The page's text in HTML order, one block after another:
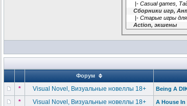
Форум
* Visual Novel, Визуальные новеллы 18+ Being A
* Visual Novel, Визуальные новеллы 18+ A House In